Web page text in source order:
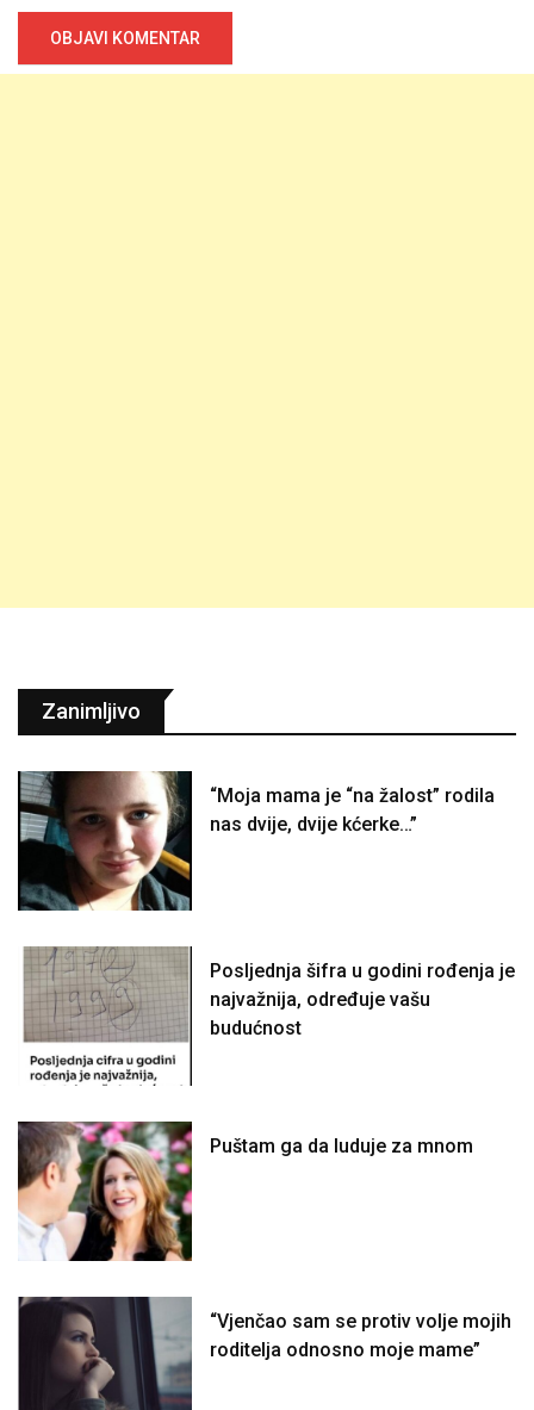
Zanimljivo
“Moja mama je “na žalost” rodila
nas dvije, dvije kćerke…”
Posljednja šifra u godini rođenja je
najvažnija, određuje vašu
budućnost
Puštam ga da luduje za mnom
“Vjenčao sam se protiv volje mojih
roditelja odnosno moje mame”